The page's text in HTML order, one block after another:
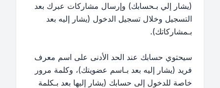
(يشار إلي بـحسابك) وإرسال مشاركات عبرك بعد
التسجيل وخلال تسجيل الدخول (يشار إليه بعد
بـمشاركاتك).
سيحتوي حسابك عند الحد الأدنى على اسم معرف
فريد (يشار إليه بعد بـاسم عضويتك)، وكلمة مرور
خاصة للدخول إلى حسابك (يشار إليها بعد بـكلمة